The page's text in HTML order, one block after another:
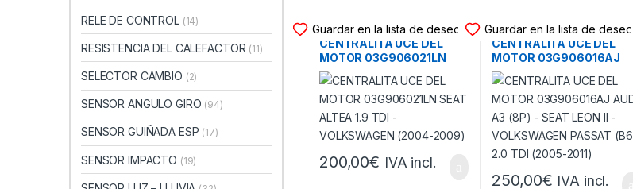
Guardar en la lista de deseos
CENTRALITA UCE DEL
MOTOR 03G906021LN
SEAT ALTEA 1.9 TDI –
VOLKSWAGEN (2004-
2009)
200,00€ IVA incl.
Guardar en la lista de deseos
CENTRALITA UCE DEL
MOTOR 03G906016AJ
AUDI A3 (8P) – SEAT LEON
II – VOLKSWAGEN PASSAT
(B6) 2.0 TDI (2005-2011)
250,00€ IVA incl.
RELE DE CONTROL (14)
RESISTENCIA DEL CALEFACTOR (11)
SELECTOR CAMBIO (2)
SENSOR ANGULO GIRO (94)
SENSOR GUIÑADA ESP (17)
SENSOR IMPACTO (19)